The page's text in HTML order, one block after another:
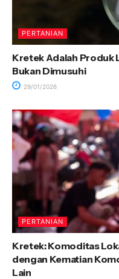
PERTANIAN
Kretek Adalah Produk
Bukan Dimusuhi
29/01/2026
PERTANIAN
Kretek: Komoditas
dengan Kematian
Lain